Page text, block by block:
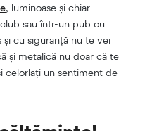
, luminoase și chiar
sau într-un pub cu
cu siguranță nu te vei
și metalică nu doar că te
celorlați un sentiment de